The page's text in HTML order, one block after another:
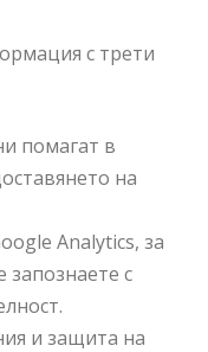
с трети
помагат в
на
Analytics, за
с
и защита на